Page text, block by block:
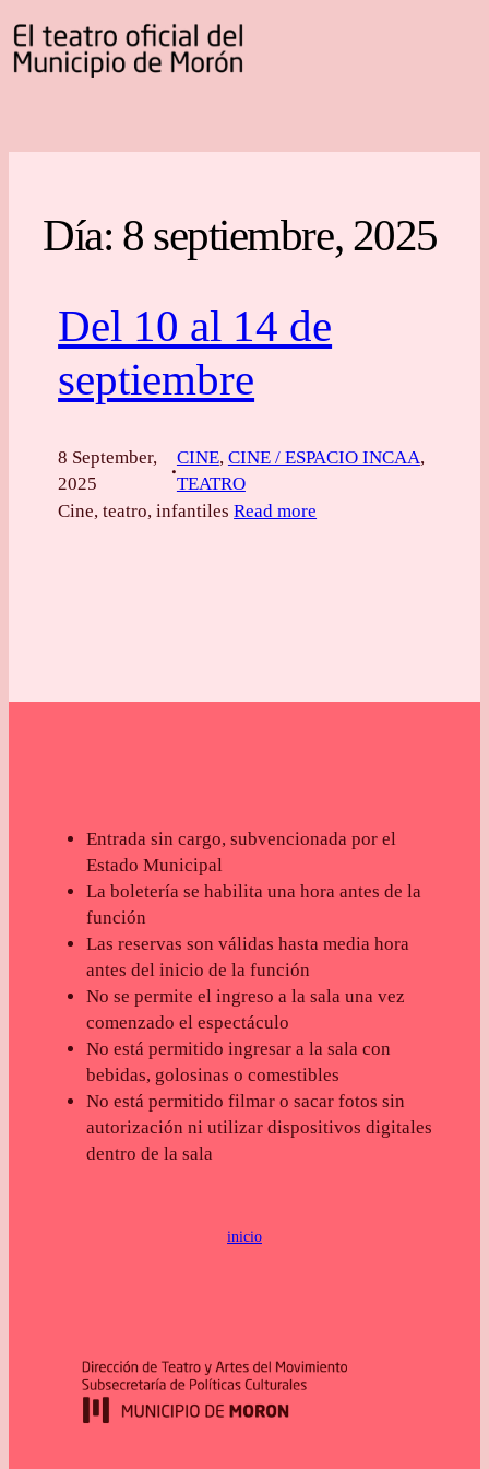
Día: 8 septiembre, 2025
Del 10 al 14 de
septiembre
8 September,
2025
·
CINE, CINE / ESPACIO INCAA ,
TEATRO
Cine, teatro, infantilesRead more
Entrada sin cargo, subvencionada por el
Estado Municipal
La boletería se habilita una hora antes de la
función
Las reservas son válidas hasta media hora
antes del inicio de la función
No se permite el ingreso a la sala una vez
comenzado el espectáculo
No está permitido ingresar a la sala con
bebidas, golosinas o comestibles
No está permitido filmar o sacar fotos sin
autorización ni utilizar dispositivos digitales
dentro de la sala
inicio